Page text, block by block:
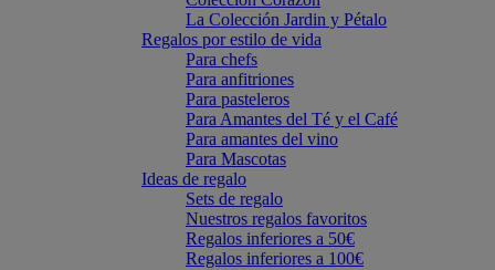
La Colección Jardin y Pétalo
Regalos por estilo de vida
Para chefs
Para anfitriones
Para pasteleros
Para Amantes del Té y el Café
Para amantes del vino
Para Mascotas
Ideas de regalo
Sets de regalo
Nuestros regalos favoritos
Regalos inferiores a 50€
Regalos inferiores a 100€